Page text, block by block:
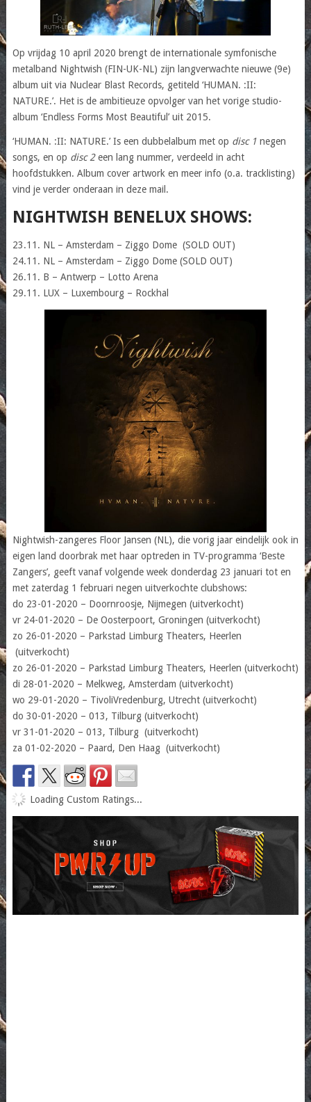
Op vrijdag 10 april 2020 brengt de internationale symfonische
metalband Nightwish (FIN-UK-NL) zijn langverwachte nieuwe (9e)
album uit via Nuclear Blast Records, getiteld ‘HUMAN. :II:
NATURE.’. Het is de ambitieuze opvolger van het vorige studio-
album ‘Endless Forms Most Beautiful’ uit 2015.
‘HUMAN. :II: NATURE.’ Is een dubbelalbum met op disc 1 negen
songs, en op disc 2een lang nummer, verdeeld in acht
hoofdstukken. Album cover artwork en meer info (o.a. tracklisting)
vind je verder onderaan in deze mail.
NIGHTWISH BENELUX SHOWS:
23.11. NL – Amsterdam – Ziggo Dome (SOLD OUT)
24.11. NL – Amsterdam – Ziggo Dome (SOLD OUT)
26.11. B – Antwerp – Lotto Arena
29.11. LUX – Luxembourg – Rockhal
Nightwish-zangeres Floor Jansen (NL), die vorig jaar eindelijk ook in
eigen land doorbrak met haar optreden in TV-programma ‘Beste
Zangers’, geeft vanaf volgende week donderdag 23 januari tot en
met zaterdag 1 februari negen uitverkochte clubshows:
do 23-01-2020 – Doornroosje, Nijmegen (uitverkocht)
vr 24-01-2020 – De Oosterpoort, Groningen (uitverkocht)
zo 26-01-2020 – Parkstad Limburg Theaters, Heerlen
(uitverkocht)
zo 26-01-2020 – Parkstad Limburg Theaters, Heerlen (uitverkocht)
di 28-01-2020 – Melkweg, Amsterdam (uitverkocht)
wo 29-01-2020 – TivoliVredenburg, Utrecht (uitverkocht)
do 30-01-2020 – 013, Tilburg (uitverkocht)
vr 31-01-2020 – 013, Tilburg (uitverkocht)
za 01-02-2020 – Paard, Den Haag (uitverkocht)
Loading Custom Ratings...